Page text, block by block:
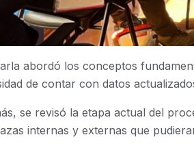
abordó los conceptos
de contar con datos
se revisó la etapa actual del
internas y externas que